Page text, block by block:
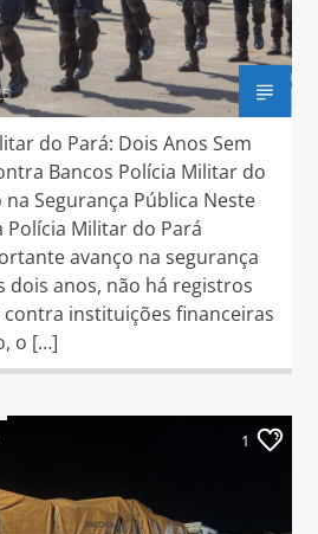
do Pará: Dois Anos Sem
Bancos Polícia Militar do
Segurança Pública Neste
Polícia Militar do Pará
avanço na segurança
dois anos, não há registros
instituições financeiras
o […]
1